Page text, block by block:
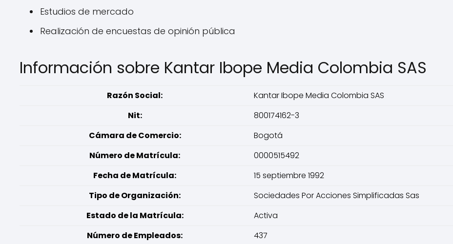
Estudios de mercado
Realización de encuestas de opinión pública
Información sobre Kantar Ibope Media Colombia SAS
Razón Social:
Kantar Ibope Media Colombia SAS
Nit:
800174162-3
Cámara de Comercio:
Bogotá
Número de Matrícula:
0000515492
Fecha de Matrícula:
15 septiembre 1992
Tipo de Organización:
Sociedades Por Acciones Simplificadas Sas
Estado de la Matrícula:
Activa
Número de Empleados:
437